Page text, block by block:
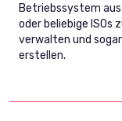
Betriebssystem
oder beliebige ISOs
verwalten und
erstellen.